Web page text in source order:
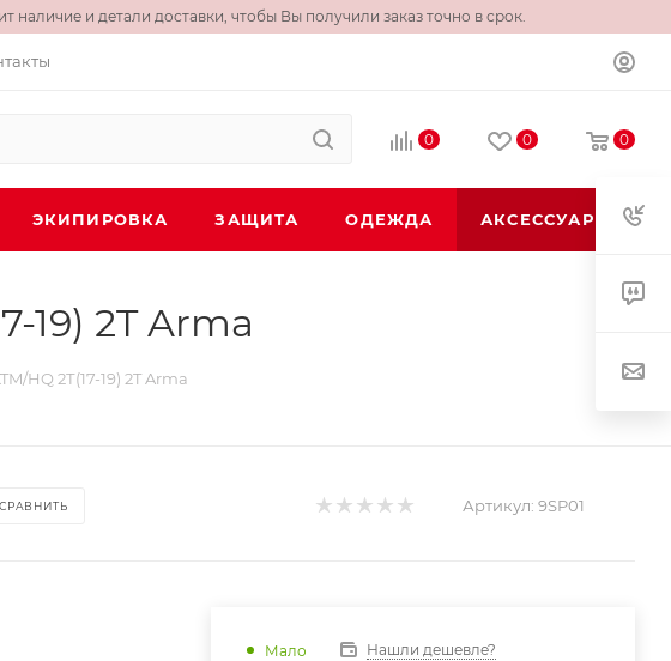
наличие и детали доставки, чтобы Вы получили заказ точно в срок.
0 0 0
ЭКИПИРОВКА ЗАЩИТА ОДЕЖДА АКСЕССУАРЫ
19) 2T Arma
HQ 2Т(17-19) 2T Arma
СРАВНИТЬ Артикул: 9SP01
Мало Нашли дешевле?